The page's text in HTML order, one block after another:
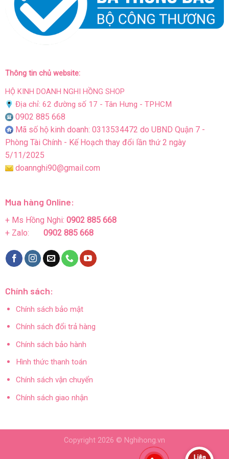
Thông tin chủ website:
HỘ KINH DOANH NGHI HỒNG SHOP
Địa chỉ: 62 đường số 17 - Tân Hưng - TPHCM
0902 885 668
Mã số hộ kinh doanh: 0313534472 do UBND Quận 7 -
Phòng Tài Chính - Kế Hoạch thay đổi lần thứ 2 ngày
5/11/2025
doannghi90@gmail.com
Mua hàng Online:
+ Ms Hồng Nghi: 0902 885 668
+ Zalo: 0902 885 668
Chính sách:
Chính sách bảo mật
Chính sách đổi trả hàng
Chính sách bảo hành
Hình thức thanh toán
Chính sách vận chuyển
Chính sách giao nhận
Copyright 2026 © Nghihong.vn